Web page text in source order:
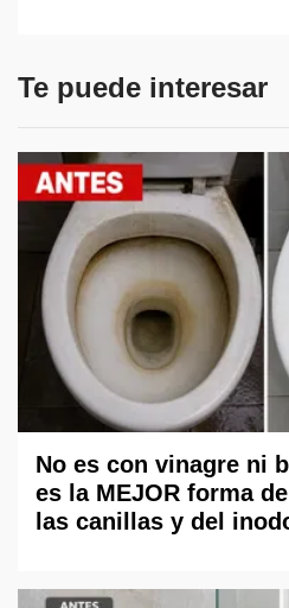
Te puede interesar
No es con vinagre ni
es la MEJOR forma
las canillas y del